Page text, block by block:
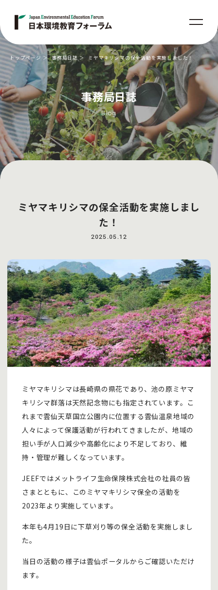
事務局日誌
Blog
トップページ 事務局日誌 ミヤマキリシマの保全活動を実施しました！
ミヤマキリシマの保全活動を実施しまし
た！
2025.05.12
ミヤマキリシマは長崎県の県花であり、池の原ミヤマ
キリシマ群落は天然記念物にも指定されています。こ
れまで雲仙天草国立公園内に位置する雲仙温泉地域の
人々によって保護活動が行われてきましたが、地域の
担い手が人口減少や高齢化により不足しており、維
持・管理が難しくなっています。
JEEFではメットライフ生命保険株式会社の社員の皆
さまとともに、このミヤマキリシマ保全の活動を
2023年より実施しています。
本年も4月19日に下草刈り等の保全活動を実施しまし
た。
当日の活動の様子は雲仙ポータルからご確認いただけ
ます。